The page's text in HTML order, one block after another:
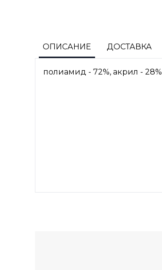
ОПИСАНИЕ
полиамид - 72%, акрил - 28%
ДОСТАВКА